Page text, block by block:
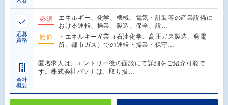
応募
資格
必須
エネルギー、化学、機械、電気・計装等の産業設備に
おける運転、操業、製造、保全、設…
歓迎
・エネルギー産業（石油化学、高圧ガス製造、発電
所、都市ガス）での運転・操業・保守…
会社
概要
匿名求人は、エントリー後の面談にて詳細をご紹介可能で
す。株式会社パソナは、取り扱…